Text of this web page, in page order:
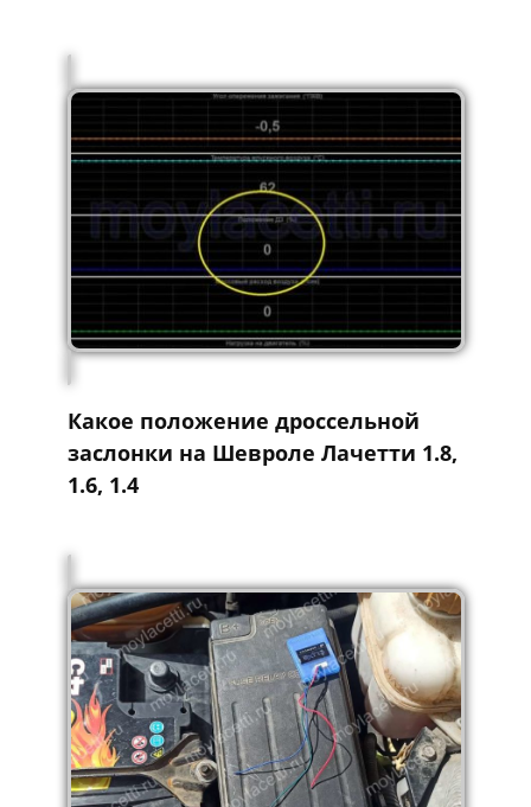
Какое положение дроссельной
заслонки на Шевроле Лачетти 1.8,
1.6, 1.4